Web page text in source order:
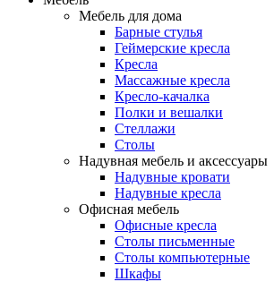
Мебель для дома
Барные стулья
Геймерские кресла
Кресла
Массажные кресла
Кресло-качалка
Полки и вешалки
Стеллажи
Столы
Надувная мебель и аксессуары
Надувные кровати
Надувные кресла
Офисная мебель
Офисные кресла
Столы письменные
Столы компьютерные
Шкафы